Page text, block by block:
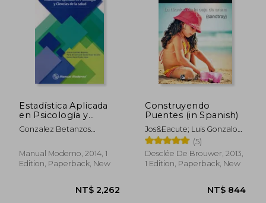
NT$ 943
Estadística Aplicada
en Psicología y
Ciencias de la Salud
(in Spanish)
Gonzalez Betanzos
Manual Moderno, 2014, 1
Edition, Paperback, New
Construyendo
Puentes (in Spanish)
Jos&Eacute; Luis Gonzalo
Marrod&Aacute;N
(5)
Desclée De Brouwer, 2013,
1 Edition, Paperback, New